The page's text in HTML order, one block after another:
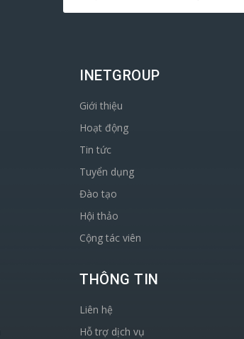
INETGROUP
Giới thiệu
Hoạt động
Tin tức
Tuyển dụng
Đào tạo
Hội thảo
Cộng tác viên
THÔNG TIN
Liên hệ
Hỗ trợ dịch vụ